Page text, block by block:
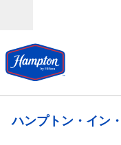
ハンプトン・イン